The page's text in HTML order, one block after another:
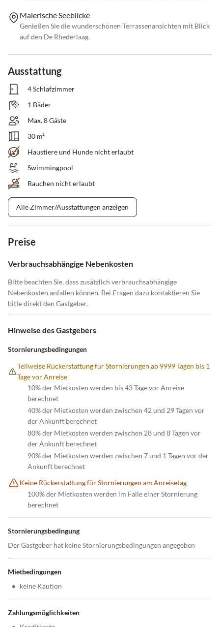
Malerische Seeblicke
Genießen Sie die wunderschönen Terrassenansichten mit Blick
auf den De Rhederlaag.
Ausstattung
4 Schlafzimmer
1 Bäder
Max. 8 Gäste
30 m²
Haustiere und Hunde nicht erlaubt
Swimmingpool
Rauchen nicht erlaubt
Alle Zimmer/Ausstattungen anzeigen
Preise
Verbrauchsabhängige Nebenkosten
Bitte beachten Sie, dass zusätzlich verbrauchsabhängige
Nebenkosten anfallen können. Bei Fragen dazu kontaktieren Sie
bitte direkt den Gastgeber.
Hinweise des Gastgebers
Stornierungsbedingungen
Teilweise Rückerstattung für Stornierungen ab 9999 Tagen bis 1
Tage vor Anreise
10% der Mietkosten werden bis 43 Tage vor Anreise
berechnet
40% der Mietkosten werden zwischen 42 und 29 Tagen vor
der Ankunft berechnet
80% der Mietkosten werden zwischen 28 und 8 Tagen vor
der Ankunft berechnet
90% der Mietkosten werden zwischen 7 und 1 Tagen vor der
Ankunft berechnet
Keine Rückerstattung für Stornierungen am Anreisetag
100% der Mietkosten werden im Falle einer Stornierung
berechnet
Stornierungsbedingung
Der Gastgeber hat keine Stornierungsbedingungen angegeben
Mietbedingungen
• keine Kaution
Zahlungsmöglichkeiten